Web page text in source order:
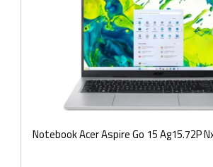
Notebook Acer Aspire Go 15 Ag15.72P